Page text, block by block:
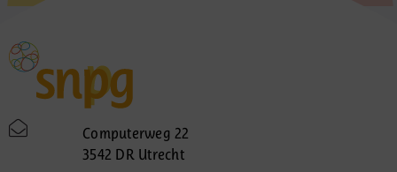
Computerweg 22
3542 DR Utrecht